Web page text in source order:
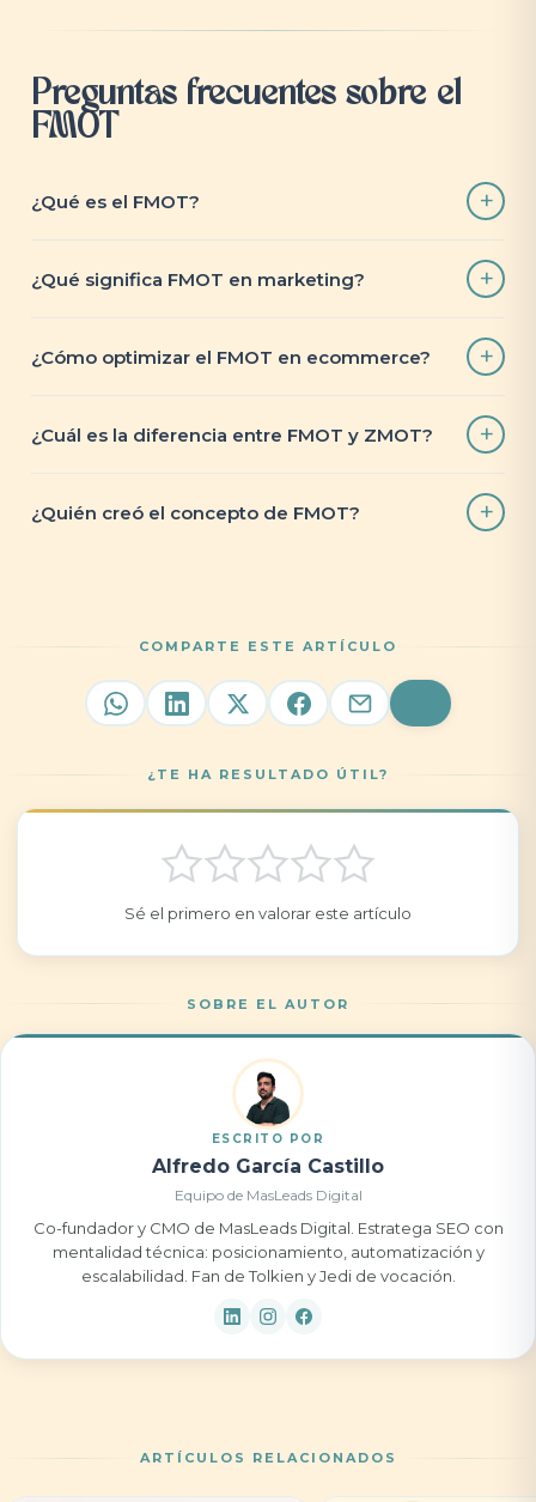
Preguntas frecuentes sobre el
FMOT
¿Qué es el FMOT?
¿Qué significa FMOT en marketing?
¿Cómo optimizar el FMOT en ecommerce?
¿Cuál es la diferencia entre FMOT y ZMOT?
¿Quién creó el concepto de FMOT?
COMPARTE ESTE ARTÍCULO
¿TE HA RESULTADO ÚTIL?
Sé el primero en valorar este artículo
SOBRE EL AUTOR
ESCRITO POR
Alfredo García Castillo
Equipo de MasLeads Digital
Co-fundador y CMO de MasLeads Digital. Estratega SEO con
mentalidad técnica: posicionamiento, automatización y
escalabilidad. Fan de Tolkien y Jedi de vocación.
ARTÍCULOS RELACIONADOS